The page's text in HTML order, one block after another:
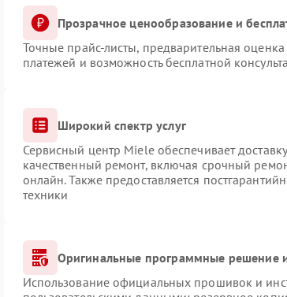
Прозрачное ценообразование и
Точные прайс-листы, предварительная
платежей и возможность бесплатной
Широкий спектр услуг
Сервисный центр Miele обеспечивает
качественный ремонт, включая срочный
онлайн. Также предоставляется
техники
Оригинальные программные решение
Использование официальных прошивок и